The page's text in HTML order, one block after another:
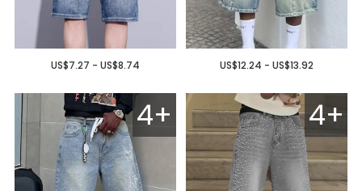
US$12.24 - US$13.92
US$7.27 - US$8.74
4+
4+